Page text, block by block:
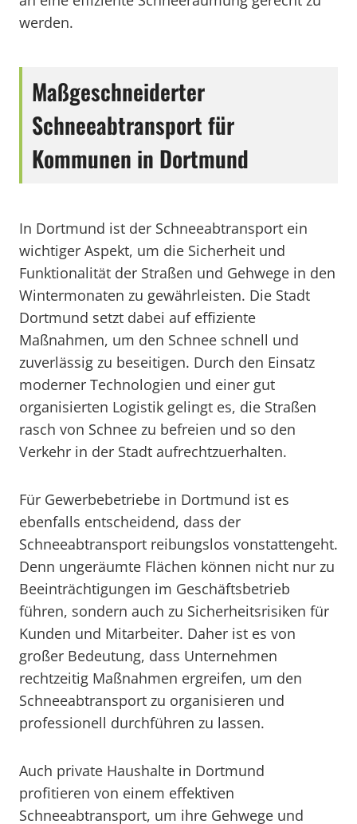
werden.
Maßgeschneiderter
Schneeabtransport für
Kommunen in Dortmund
In Dortmund ist der Schneeabtransport ein
wichtiger Aspekt, um die Sicherheit und
Funktionalität der Straßen und Gehwege in den
Wintermonaten zu gewährleisten. Die Stadt
Dortmund setzt dabei auf effiziente
Maßnahmen, um den Schnee schnell und
zuverlässig zu beseitigen. Durch den Einsatz
moderner Technologien und einer gut
organisierten Logistik gelingt es, die Straßen
rasch von Schnee zu befreien und so den
Verkehr in der Stadt aufrechtzuerhalten.
Für Gewerbebetriebe in Dortmund ist es
ebenfalls entscheidend, dass der
Schneeabtransport reibungslos vonstattengeht.
Denn ungeräumte Flächen können nicht nur zu
Beeinträchtigungen im Geschäftsbetrieb
führen, sondern auch zu Sicherheitsrisiken für
Kunden und Mitarbeiter. Daher ist es von
großer Bedeutung, dass Unternehmen
rechtzeitig Maßnahmen ergreifen, um den
Schneeabtransport zu organisieren und
professionell durchführen zu lassen.
Auch private Haushalte in Dortmund
profitieren von einem effektiven
Schneeabtransport, um ihre Gehwege und